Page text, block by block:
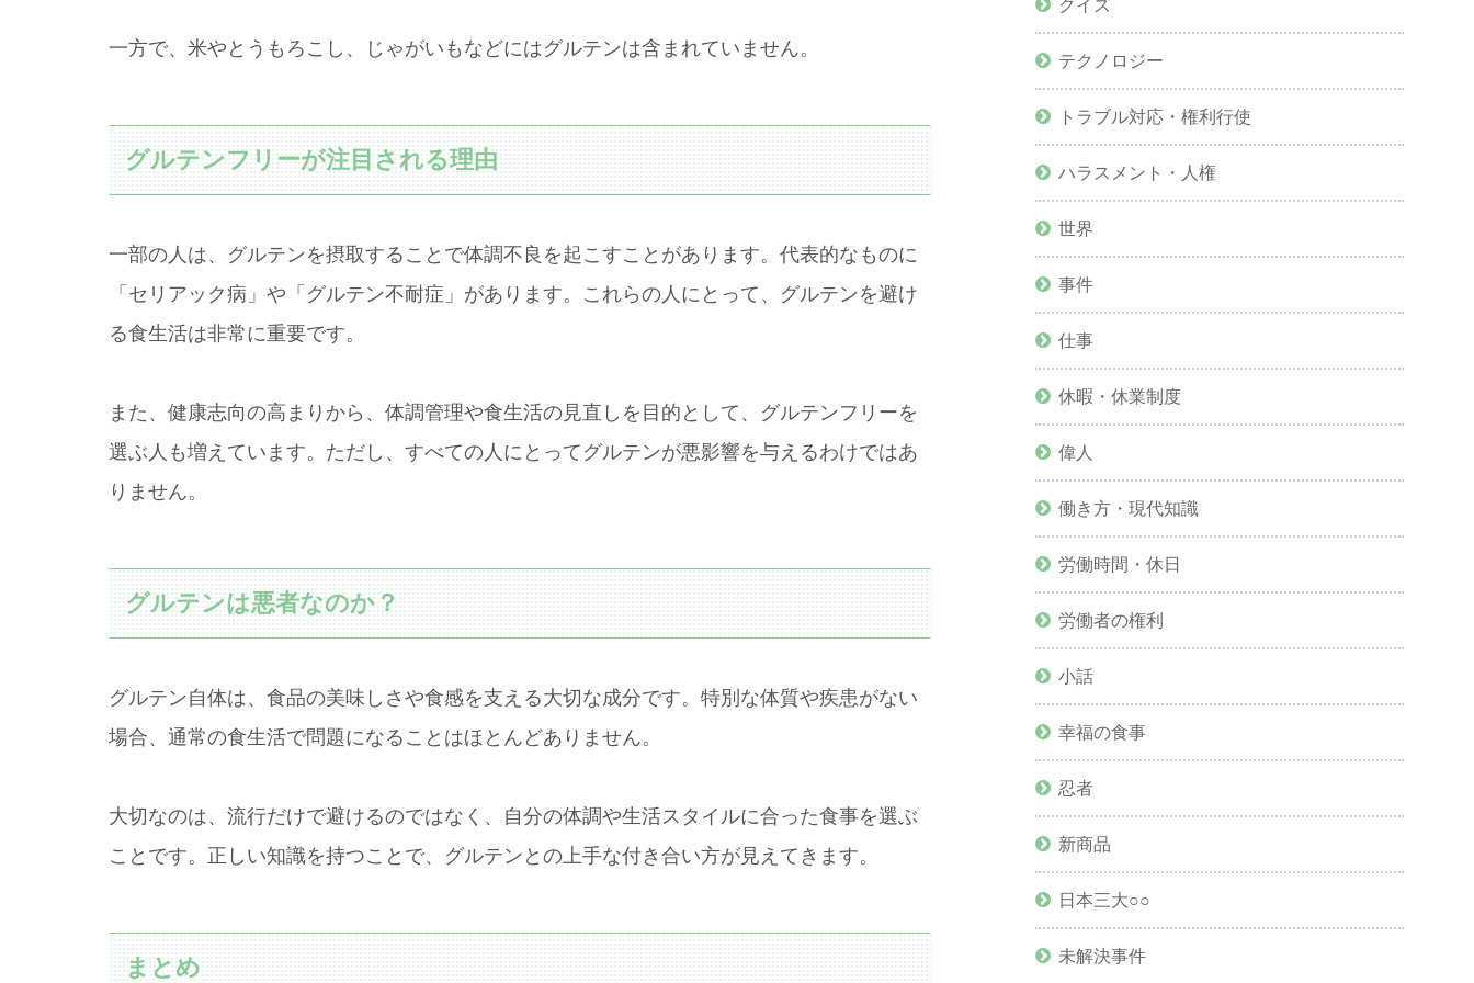
一方で、米やとうもろこし、じゃがいもなどにはグルテンは含まれていません。
グルテンフリーが注目される理由
一部の人は、グルテンを摂取することで体調不良を起こすことがあります。代表的なものに
「セリアック病」や「グルテン不耐症」があります。これらの人にとって、グルテンを避け
る食生活は非常に重要です。
また、健康志向の高まりから、体調管理や食生活の見直しを目的として、グルテンフリーを
選ぶ人も増えています。ただし、すべての人にとってグルテンが悪影響を与えるわけではあ
りません。
グルテンは悪者なのか？
グルテン自体は、食品の美味しさや食感を支える大切な成分です。特別な体質や疾患がない
場合、通常の食生活で問題になることはほとんどありません。
大切なのは、流行だけで避けるのではなく、自分の体調や生活スタイルに合った食事を選ぶ
ことです。正しい知識を持つことで、グルテンとの上手な付き合い方が見えてきます。
まとめ
クイズ
テクノロジー
トラブル対応・権利行使
ハラスメント・人権
世界
事件
仕事
休暇・休業制度
偉人
働き方・現代知識
労働時間・休日
労働者の権利
小話
幸福の食事
忍者
新商品
日本三大○○
未解決事件